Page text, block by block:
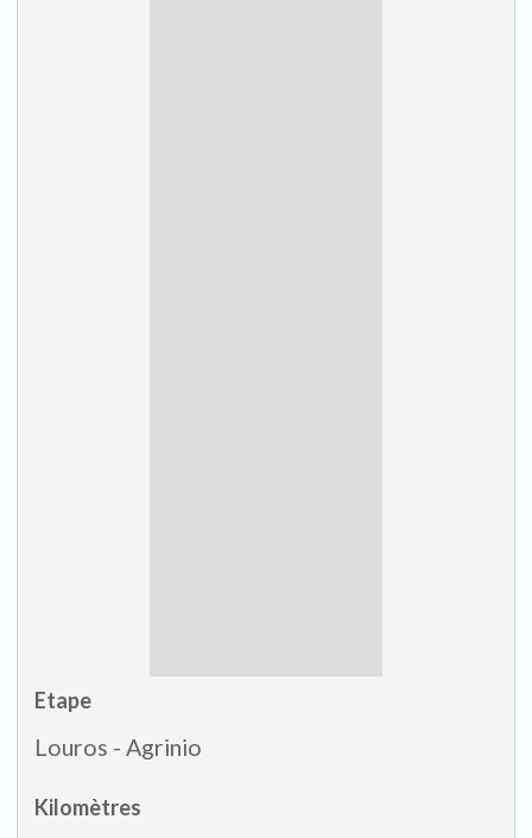
Etape
Louros - Agrinio
Kilomètres